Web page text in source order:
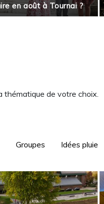
en août à Tournai ?
de votre choix.
Groupes Idées pluie